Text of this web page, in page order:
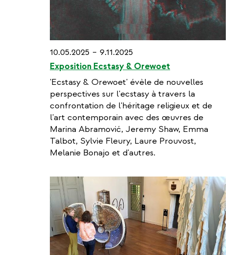
10.05.2025 – 9.11.2025
Exposition Ecstasy & Orewoet
'Ecstasy & Orewoet' évèle de nouvelles
perspectives sur l'ecstasy à travers la
confrontation de l'héritage religieux et de
l'art contemporain avec des œuvres de
Marina Abramović, Jeremy Shaw, Emma
Talbot, Sylvie Fleury, Laure Prouvost,
Melanie Bonajo et d'autres.